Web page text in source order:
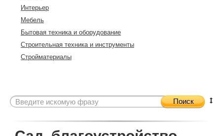
Интерьер
Мебель
Бытовая техника и оборудование
Строительная техника и инструменты
Стройматериалы
Поиск